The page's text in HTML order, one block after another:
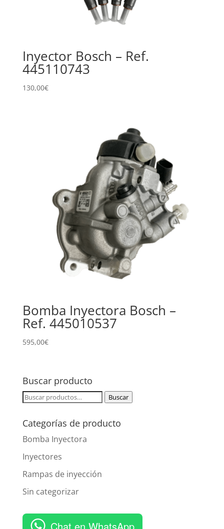
Inyector Bosch – Ref.
445110743
130,00€
Bomba Inyectora Bosch –
Ref. 445010537
595,00€
Buscar producto
Buscar
Buscar
Categorías de producto
Bomba Inyectora
Inyectores
Rampas de inyección
Sin categorizar